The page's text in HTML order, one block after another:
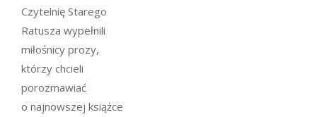
Czytelnię Starego
Ratusza wypełnili
miłośnicy prozy,
którzy chcieli
porozmawiać
o najnowszej książce